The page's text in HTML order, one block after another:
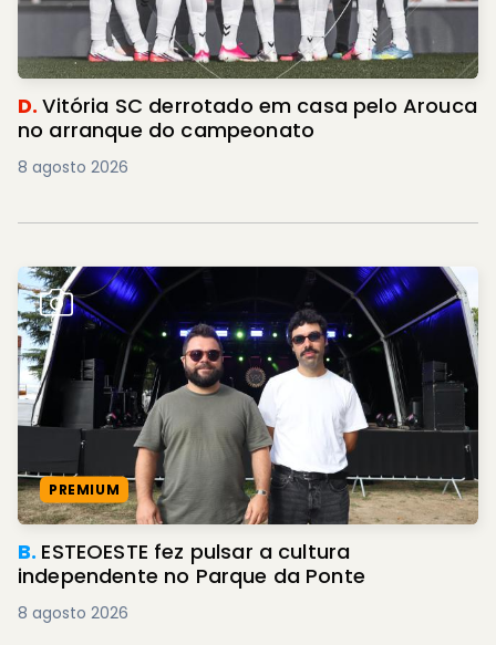
D.Vitória SC derrotado em casa pelo Arouca
no arranque do campeonato
8 agosto 2026
PREMIUM
B. ESTEOESTE fez pulsar a cultura
independente no Parque da Ponte
8 agosto 2026